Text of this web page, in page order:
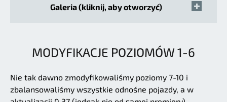
Galeria (kliknij, aby otworzyć)
MODYFIKACJE POZIOMÓW 1-6
Nie tak dawno zmodyfikowaliśmy poziomy 7-10 i
zbalansowaliśmy wszystkie odnośne pojazdy, a w